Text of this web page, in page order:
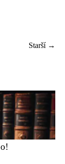
Starší →